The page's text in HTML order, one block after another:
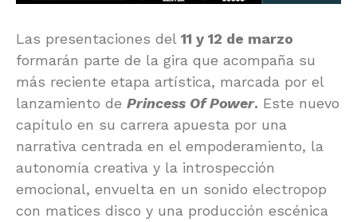
Las presentaciones del 11 y 12 de marzo
formarán parte de la gira que acompaña su
más reciente etapa artística, marcada por el
lanzamiento de Princess Of Power. Este nuevo
capítulo en su carrera apuesta por una
narrativa centrada en el empoderamiento, la
autonomía creativa y la introspección
emocional, envuelta en un sonido electropop
con matices disco y una producción escénica